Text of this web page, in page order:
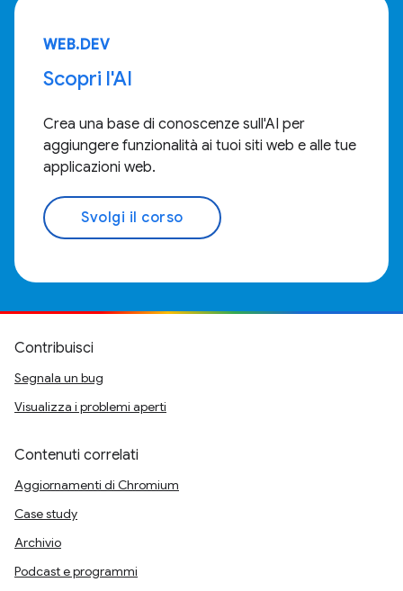
WEB.DEV
Scopri l'AI
Crea una base di conoscenze sull'AI per
aggiungere funzionalità ai tuoi siti web e alle tue
applicazioni web.
Svolgi il corso
Contribuisci
Segnala un bug
Visualizza i problemi aperti
Contenuti correlati
Aggiornamenti di Chromium
Case study
Archivio
Podcast e programmi